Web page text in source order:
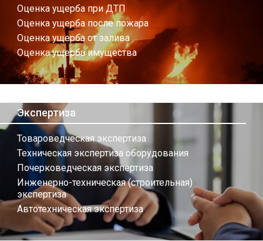
Оценка ущерба при ДТП
Оценка ущерба после пожара
Оценка ущерба от залива
Оценка ущерба имущества
Экспертиза
Товароведческая экспертиза
Техническая экспертиза оборудования
Почерковедческая экспертиза
Инженерно-техническая (строительная)
экспертиза
Автотехническая экспертиза